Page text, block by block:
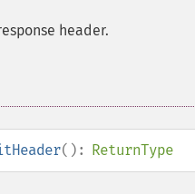
header.
(): ReturnType